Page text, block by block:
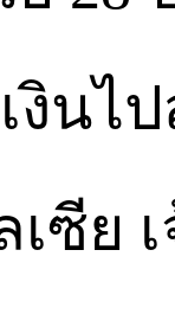
งินไ
ซีย